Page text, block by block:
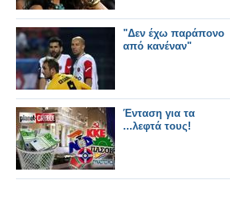
"Δεν έχω παράπονο
από κανέναν"
Ένταση για τα
...λεφτά τους!